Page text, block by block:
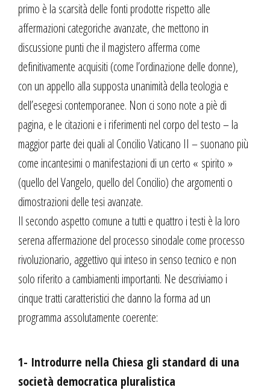
primo è la scarsità delle fonti prodotte rispetto alle
affermazioni categoriche avanzate, che mettono in
discussione punti che il magistero afferma come
definitivamente acquisiti (come l’ordinazione delle donne),
con un appello alla supposta unanimità della teologia e
dell’esegesi contemporanee. Non ci sono note a piè di
pagina, e le citazioni e i riferimenti nel corpo del testo – la
maggior parte dei quali al Concilio Vaticano II – suonano più
come incantesimi o manifestazioni di un certo « spirito »
(quello del Vangelo, quello del Concilio) che argomenti o
dimostrazioni delle tesi avanzate.
Il secondo aspetto comune a tutti e quattro i testi è la loro
serena affermazione del processo sinodale come processo
rivoluzionario, aggettivo qui inteso in senso tecnico e non
solo riferito a cambiamenti importanti. Ne descriviamo i
cinque tratti caratteristici che danno la forma ad un
programma assolutamente coerente:
1- Introdurre nella Chiesa gli standard di una
società democratica pluralistica